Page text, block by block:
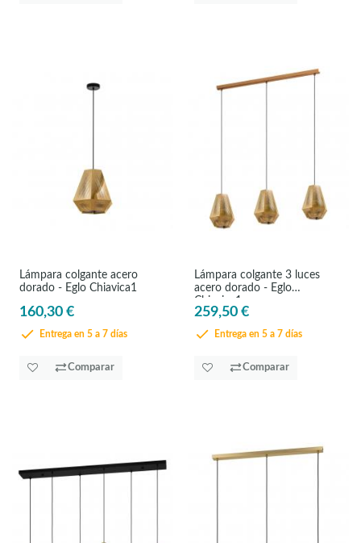
Lámpara colgante acero
dorado - Eglo Chiavica1
160,30 €
Entrega en 5 a 7 días
Comparar
Lámpara colgante 3 luces
acero dorado - Eglo
Chiavica1
259,50 €
Entrega en 5 a 7 días
Comparar